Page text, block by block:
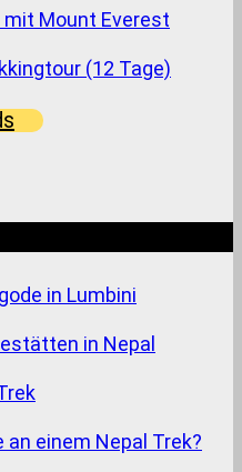
(12 Tage)
in Nepal
einem Nepal Trek?